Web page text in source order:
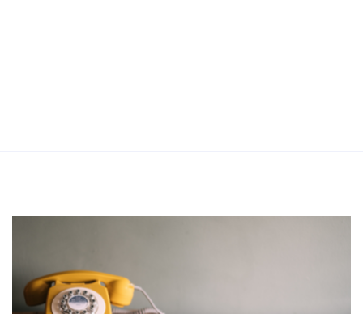
BLIJF OP DE HOOGTE
een mailtje wanneer er nieuw Digitaal Lesmateriaal
voor jouw vak online staat.